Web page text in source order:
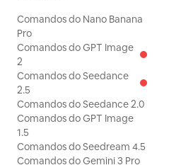
Comandos do Nano Banana
Pro
Comandos do GPT Image
2
Comandos do Seedance
2.5
Comandos do Seedance 2.0
Comandos do GPT Image
1.5
Comandos do Seedream 4.5
Comandos do Gemini 3 Pro